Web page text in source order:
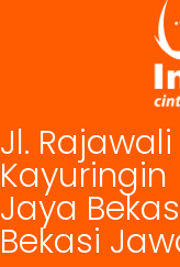
Jl.
Kayuringin
Jaya
Bekasi